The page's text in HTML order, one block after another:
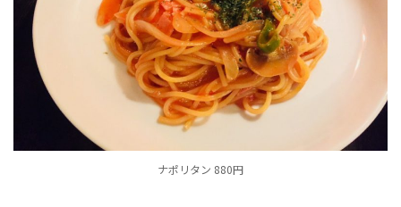
ナポリタン 880円